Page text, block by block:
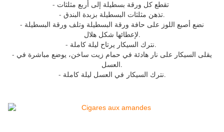
- تذهن مثلثات البسطيلة بزبدة البندق.
- نضع أصبع اللوز على حافة ورقة البسطيلة وتلف ورقة البسطيلة
لإعطائها شكل هلال.
- نترك السيكار يرتاح ليلة كاملة.
- يقلى السيكار على نار هادئة في حمام زيت ساخن، يوضع مباشرة في
العسل.
- نترك السيكار في العسل ليلة كاملة.